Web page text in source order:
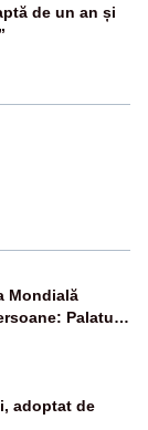
de un an și
Mondială
Palatul
adoptat de